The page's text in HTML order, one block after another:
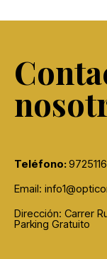
Teléfono:
Email:
Dirección: Carrer
Parking Gratuito